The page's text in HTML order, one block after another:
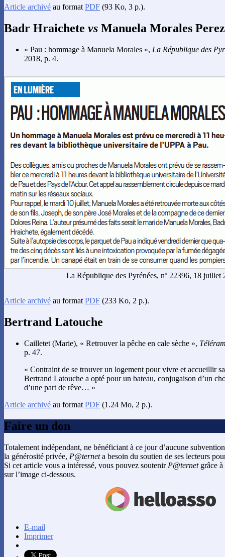
Article archivé au formatPDF (93 Ko, 3 p.).
Badr Hraichete vs Manuela Morales Perez
« Pau : hommage à Manuela Morales », La République des
2018, p. 4.
La République des Pyrénées, nº 22396, 18 juillet
Article archivé au format PDF (233 Ko, 2 p.).
Bertrand Latouche
Cailletet (Marie), « Retrouver la pêche en cale sèche »,
p. 47.
« Contraint de se trouver un logement pour vivre et accueillir
Bertrand Latouche a opté pour un bateau, conjugaison d’un
d’une part de rêve… »
Article archivé au format PDF (1.24 Mo, 2 p.).
Faire un don
Totalement indépendant, ne bénéficiant à ce jour d’aucune
la générosité privée, P@terneta besoin du soutien de ses lecteurs
Si cet article vous a intéressé, vous pouvez soutenir P@ternetgrâce à
sur l’image ci-dessous.
E-mail
Imprimer